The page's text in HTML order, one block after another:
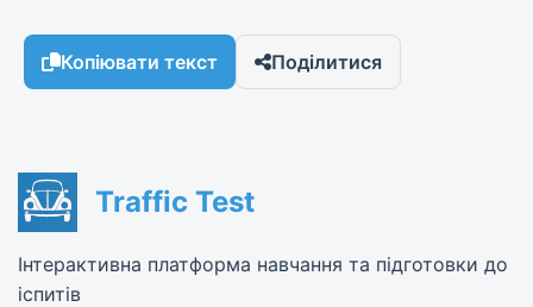
Копіювати текст Поділитися
Traffic Test
Інтерактивна платформа навчання та підготовки до
іспитів